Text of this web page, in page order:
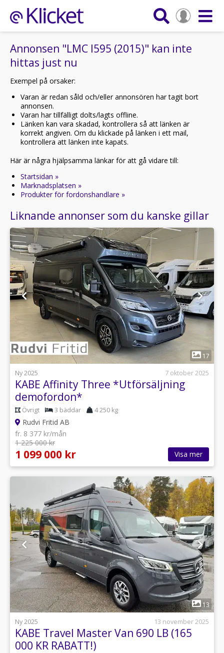
Annonsen "LMC I595 (2015)" kan inte
hittas just nu
Exempel på orsaker:
Varan är redan såld och/eller annonsören har tagit bort
annonsen.
Varan har tillfälligt dolts/lagts offline.
Länken kan vara skadad, kontrollera så att länken är
korrekt angiven. Om du klickade på länken i ett mail,
kontrollera att länken inte kapats.
Här är några hjälpsamma länkar för att gå vidare till:
Startsidan »
Marknadsplatsen »
Produkter för fordonshandlare »
Liknande annonser som du kanske gillar
1
17
Ny 2025
7 oktober 2025
KABE Affinity Three *Utförsäljning
demofordon*
Övrigt 3 bäddar 4 250 kg
Rudvi Fritid AB
fr. 8 377 kr/mån
1 225 000 kr
1 099 000 kr Visa mer
1
13
Ny 2025
13 november 2025
KABE Travel Master Van 690 LB (165
000 KR RABATT!)